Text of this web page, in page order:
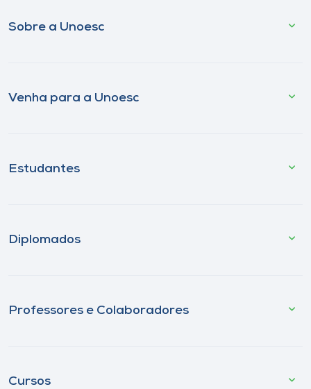
Sobre a Unoesc
Venha para a Unoesc
Estudantes
Diplomados
Professores e Colaboradores
Cursos